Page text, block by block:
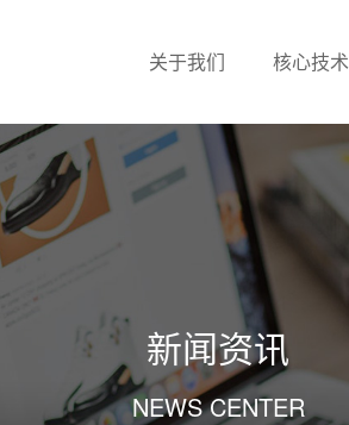
关于我们 核心技术
新闻资讯
NEWS CENTER